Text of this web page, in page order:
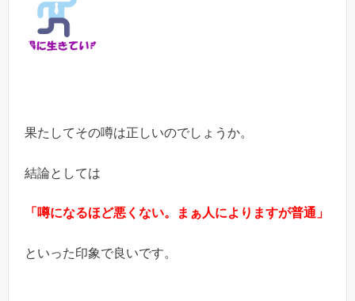
果たしてその噂は正しいのでしょうか。
結論としては
「噂になるほど悪くない。まぁ人によりますが普通」
といった印象で良いです。